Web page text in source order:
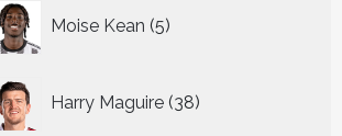
Moise Kean 5
producten
Harry Maguire 38
producten